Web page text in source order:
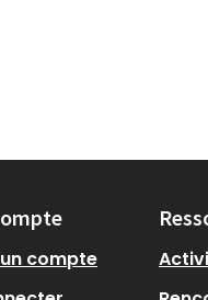
compte